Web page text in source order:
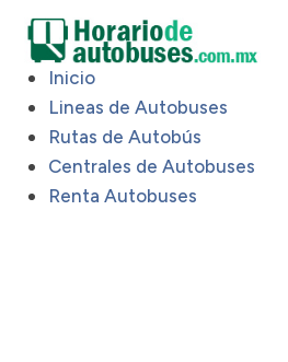
Inicio
Lineas de Autobuses
Rutas de Autobús
Centrales de Autobuses
Renta Autobuses